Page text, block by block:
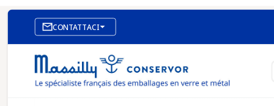
CONTATTACI
SITO WEB DI E-COMMERCE
I NOSTRI UFFICI
MASSILLY CONSERVOR